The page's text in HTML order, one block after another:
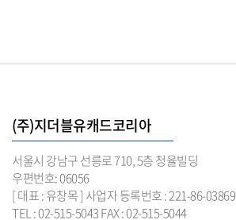
(주)지더블유캐드코리아
서울시 강남구 선릉로 710, 5층 청율빌딩
우편번호: 06056
[ 대표 : 유창목 ] 사업자 등록번호 : 221-86-03869
TEL : 02-515-5043 FAX : 02-515-5044